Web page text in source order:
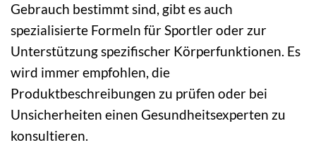
Gebrauch bestimmt sind, gibt es auch
spezialisierte Formeln für Sportler oder zur
Unterstützung spezifischer Körperfunktionen. Es
wird immer empfohlen, die
Produktbeschreibungen zu prüfen oder bei
Unsicherheiten einen Gesundheitsexperten zu
konsultieren.